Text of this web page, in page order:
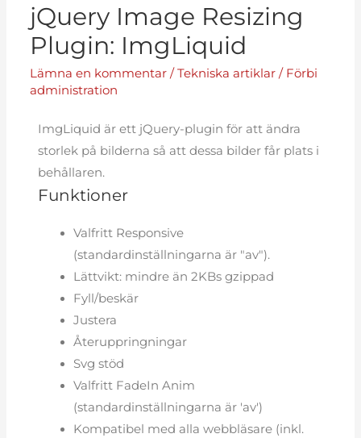
jQuery Image Resizing
Plugin: ImgLiquid
Lämna en kommentar /Tekniska artiklar / Förbi
administration
ImgLiquid är ett jQuery-plugin för att ändra
storlek på bilderna så att dessa bilder får plats i
behållaren.
Funktioner
Valfritt Responsive
(standardinställningarna är "av").
Lättvikt: mindre än 2KBs gzippad
Fyll/beskär
Justera
Återuppringningar
Svg stöd
Valfritt FadeIn Anim
(standardinställningarna är 'av')
Kompatibel med alla webbläsare (inkl.